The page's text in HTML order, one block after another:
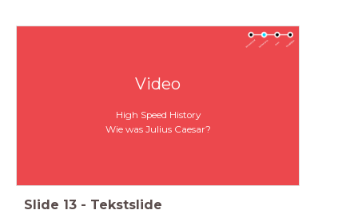
Video
High Speed History
Wie was Julius Caesar?
Slide 13 - Tekstslide